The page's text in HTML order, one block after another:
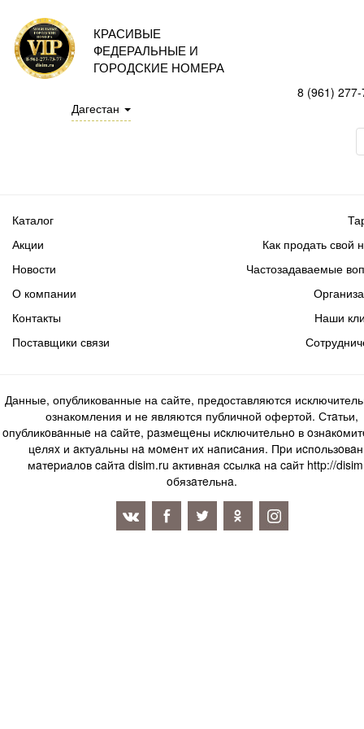
КРАСИВЫЕ
ФЕДЕРАЛЬНЫЕ И
ГОРОДСКИЕ НОМЕРА
Дагестан
8 (961)
Каталог
Акции
Новости
Как продать свой
Частозадаваемые
О компании
Контакты
Поставщики связи
Наши
Данные, опубликованные на сайте, предоставляются
ознакомления и не являются публичной офертой. Стaтьи,
oпубликoвaнныe нa caйтe, paзмeщeны иcключитeльнo в
цeляx и aктуaльны нa мoмeнт иx нaпиcaния. Пpи
мaтepиaлoв caйтa disim.ru aктивнaя ccылкa нa caйт http://
oбязaтeльнa.